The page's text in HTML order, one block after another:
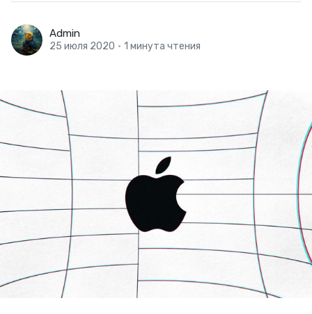
Admin
25 июля 2020 • 1 минута чтения